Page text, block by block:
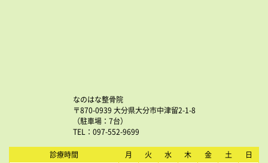
なのはな整骨院
〒870-0939 大分県大分市中津留2-1-8
（駐車場：7台）
TEL：097-552-9699
診療時間 月 火 水 木 金 土 日